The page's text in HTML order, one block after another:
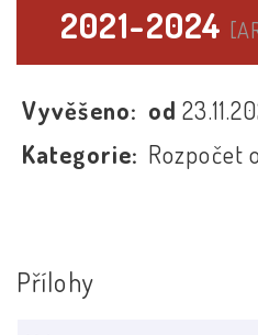
2021-2024
Vyvěšeno: od
Kategorie: Rozpočet
Přílohy